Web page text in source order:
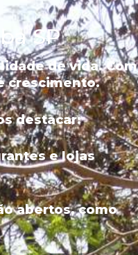
SP
de vida. Com
crescimento.
destacar:
e lojas
abertos, como